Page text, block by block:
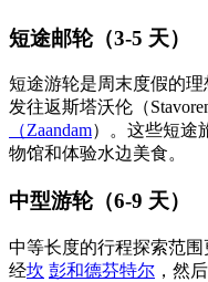
短途邮轮（3-5 天）
短途游轮是周末度假的
发往返斯塔沃伦（
（Zaandam）。这些短途
物馆和体验水边美食。
中型游轮（6-9 天）
中等长度的行程探索范围
经坎 彭和德芬特尔 ，然